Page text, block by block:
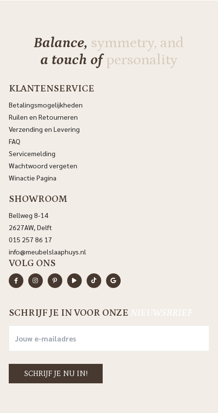
Balance, symmetry, and
a touch ofpersonality
KLANTENSERVICE
Betalingsmogelijkheden
Ruilen en Retourneren
Verzending en Levering
FAQ
Servicemelding
Wachtwoord vergeten
Winactie Pagina
SHOWROOM
Bellweg 8-14
2627AW, Delft
015 257 86 17
info@meubelslaaphuys.nl
VOLG ONS
SCHRIJF JE IN VOOR ONZE NIEUWSBRIEF